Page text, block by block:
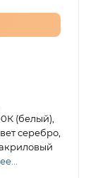
(белый),
серебро,